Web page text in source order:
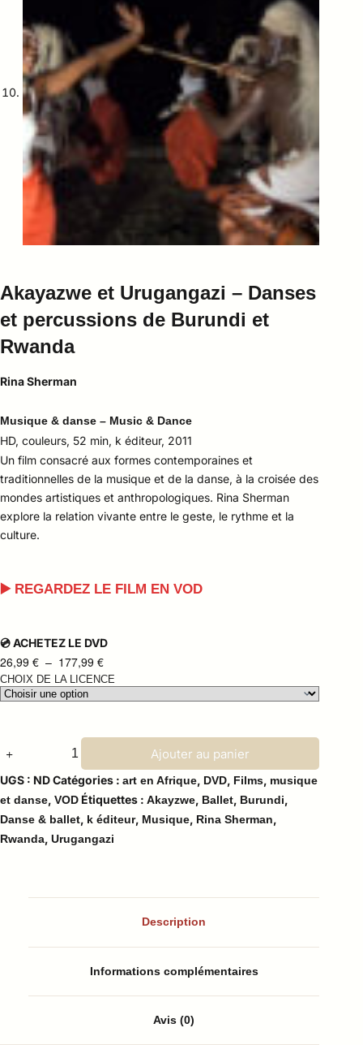
Akayazwe et Urugangazi – Danses
et percussions de Burundi et
Rwanda
Rina Sherman
Musique & danse – Music & Dance
HD, couleurs, 52 min, k éditeur, 2011
Un film consacré aux formes contemporaines et
traditionnelles de la musique et de la danse, à la croisée des
mondes artistiques et anthropologiques. Rina Sherman
explore la relation vivante entre le geste, le rythme et la
culture.
▶️ REGARDEZ LE FILM EN VOD
💿 ACHETEZ LE DVD
26,99 € – 177,99 €
CHOIX DE LA LICENCE
Ajouter au panier
UGS : NDCatégories : art en Afrique, DVD, Films, musique
et danse, VOD Étiquettes : Akayzwe, Ballet, Burundi,
Danse & ballet, k éditeur, Musique, Rina Sherman,
Rwanda, Urugangazi
Description
Informations complémentaires
Avis (0)